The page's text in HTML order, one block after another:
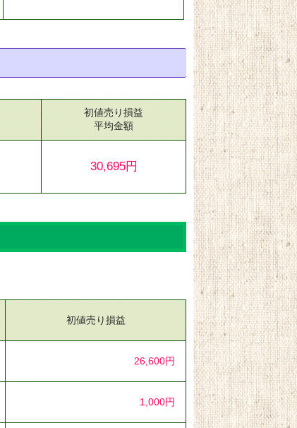
初値売り損益
平均金額
30,695円
初値売り損益
26,600円
1,000円